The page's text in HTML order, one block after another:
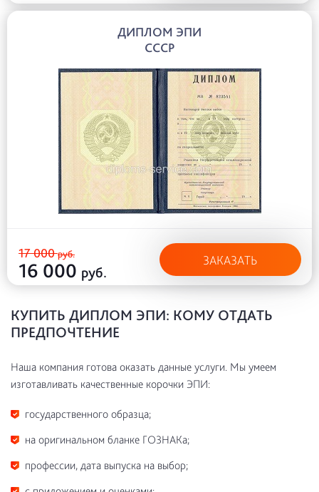
ДИПЛОМ ЭПИ
СССР
17 000руб.
16 000 руб.
ЗАКАЗАТЬ
КУПИТЬ ДИПЛОМ ЭПИ: КОМУ ОТДАТЬ
ПРЕДПОЧТЕНИЕ
Наша компания готова оказать данные услуги. Мы умеем
изготавливать качественные корочки ЭПИ:
государственного образца;
на оригинальном бланке ГОЗНАКа;
профессии, дата выпуска на выбор;